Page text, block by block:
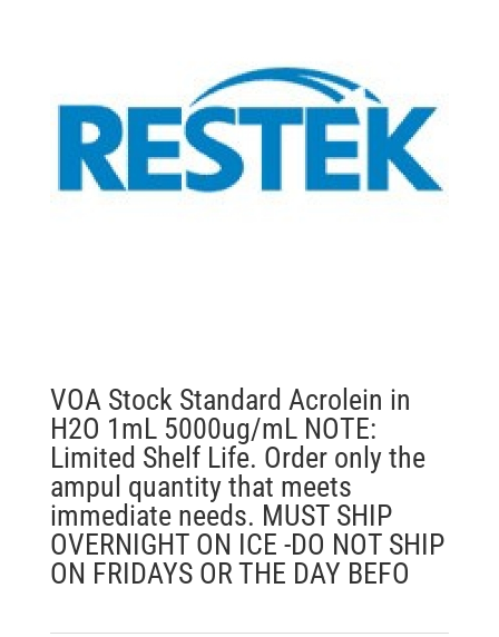
VOA Stock Standard Acrolein in
H2O 1mL 5000ug/mL NOTE:
Limited Shelf Life. Order only the
ampul quantity that meets
immediate needs. MUST SHIP
OVERNIGHT ON ICE -DO NOT SHIP
ON FRIDAYS OR THE DAY BEFO